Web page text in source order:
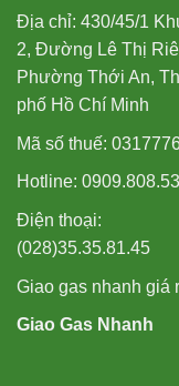
Địa chỉ: 430/45/1
2, Đường Lê Thị
Phường Thới An,
phố Hồ Chí Minh
Mã số thuế:
Hotline:
Điện thoại:
(028)35.35.81.45
Giao gas nhanh giá
Giao Gas Nhanh